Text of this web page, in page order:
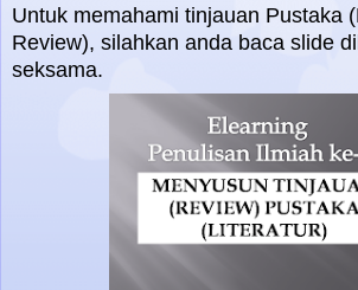
Untuk memahami tinjauan Pustaka
Review), silahkan anda baca slide
seksama.